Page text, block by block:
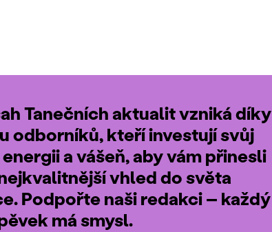
Tanečních aktualit vzniká díky
odborníků, kteří investují svůj
a vášeň, aby vám přinesli
vhled do světa
Podpořte naši redakci – každý
má smysl.